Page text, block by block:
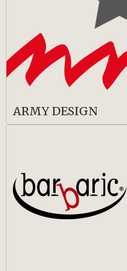
ARMY DESIGN